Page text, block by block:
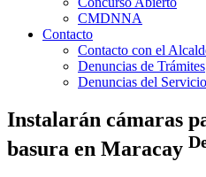
CMDNNA
Contacto
Contacto con el
Denuncias de Trámites
Denuncias del
Instalarán cámaras
basura en Maracay